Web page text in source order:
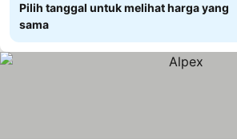
Pilih tanggal untuk melihat harga yang
sama